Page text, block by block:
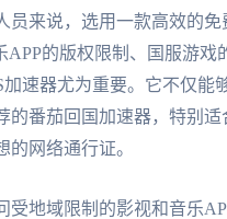
员来说，选用一款高效的
的版权限制、国服游
速器尤为重要。它不仅能
的番茄回国加速器，特别
网络通行证。
地域限制的影视和音乐